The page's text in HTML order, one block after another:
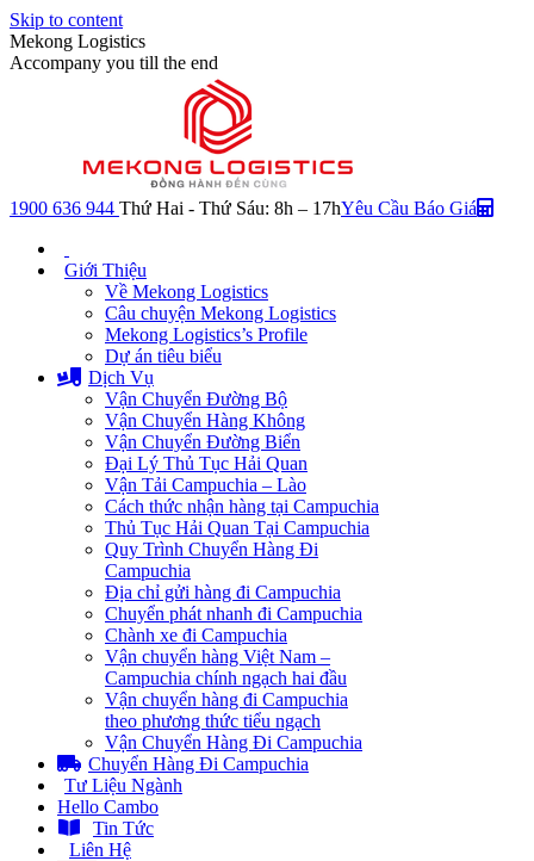
Skip to content
Mekong Logistics
Accompany you till the end
1900 636 944 Thứ Hai - Thứ Sáu: 8h – 17hYêu Cầu Báo Giá
Giới Thiệu
Về Mekong Logistics
Câu chuyện Mekong Logistics
Mekong Logistics’s Profile
Dự án tiêu biểu
Dịch Vụ
Vận Chuyển Đường Bộ
Vận Chuyển Hàng Không
Vận Chuyển Đường Biển
Đại Lý Thủ Tục Hải Quan
Vận Tải Campuchia – Lào
Cách thức nhận hàng tại Campuchia
Thủ Tục Hải Quan Tại Campuchia
Quy Trình Chuyển Hàng Đi
Campuchia
Địa chỉ gửi hàng đi Campuchia
Chuyển phát nhanh đi Campuchia
Chành xe đi Campuchia
Vận chuyển hàng Việt Nam –
Campuchia chính ngạch hai đầu
Vận chuyển hàng đi Campuchia
theo phương thức tiểu ngạch
Vận Chuyển Hàng Đi Campuchia
Chuyển Hàng Đi Campuchia
Tư Liệu Ngành
Hello Cambo
Tin Tức
Liên Hệ